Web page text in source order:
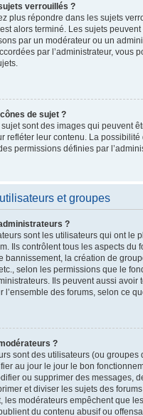
verrouillés ?
plus répondre dans les sujets
alors terminé. Les sujets
par un modérateur ou un
par l’administrateur, vous
de sujet ?
sont des images qui peuvent
refléter leur contenu. La possibilité
permissions définies par
et groupes
?
sont les utilisateurs qui ont le
Ils contrôlent tous les aspects du
bannissement, la création de
selon les permissions que le
Ils peuvent aussi avoir
l’ensemble des forums, selon ce
?
sont des utilisateurs (ou groupes
au jour le jour le bon
ou supprimer des messages,
et diviser les sujets des
les modérateurs empêchent que
du contenu abusif ou